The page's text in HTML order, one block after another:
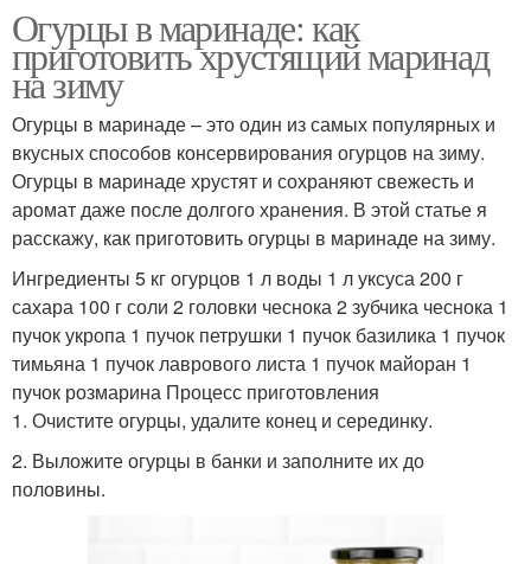
Огурцы в маринаде: как
приготовить хрустящий маринад
на зиму
Огурцы в маринаде – это один из самых популярных и
вкусных способов консервирования огурцов на зиму.
Огурцы в маринаде хрустят и сохраняют свежесть и
аромат даже после долгого хранения. В этой статье я
расскажу, как приготовить огурцы в маринаде на зиму.
Ингредиенты 5 кг огурцов 1 л воды 1 л уксуса 200 г
сахара 100 г соли 2 головки чеснока 2 зубчика чеснока 1
пучок укропа 1 пучок петрушки 1 пучок базилика 1 пучок
тимьяна 1 пучок лаврового листа 1 пучок майоран 1
пучок розмарина Процесс приготовления
1. Очистите огурцы, удалите конец и серединку.
2. Выложите огурцы в банки и заполните их до
половины.